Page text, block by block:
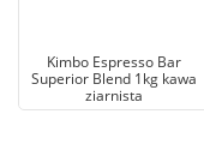
Kimbo Espresso Bar
Superior Blend 1kg kawa
ziarnista